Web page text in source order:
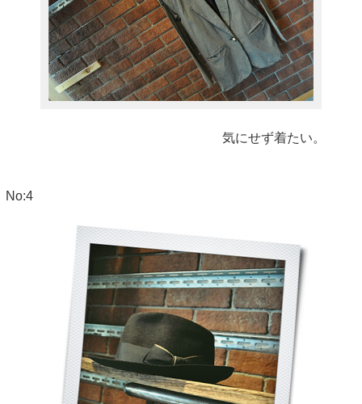
気にせず着たい。
No:4